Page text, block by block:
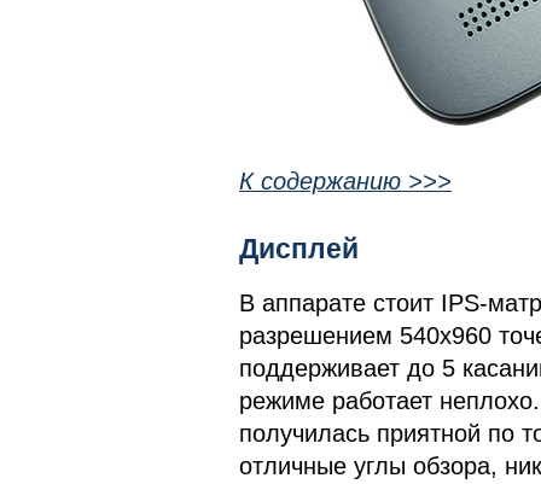
К содержанию >>>
Дисплей
В аппарате стоит IPS-
разрешением 540х960
поддерживает до 5
режиме работает
получилась приятной по
отличные углы обзора,